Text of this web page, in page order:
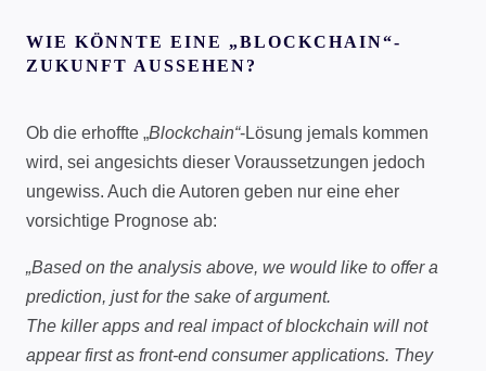
WIE KÖNNTE EINE „BLOCKCHAIN“-
ZUKUNFT AUSSEHEN?
Ob die erhoffte „Blockchain“-Lösung jemals kommen
wird, sei angesichts dieser Voraussetzungen jedoch
ungewiss. Auch die Autoren geben nur eine eher
vorsichtige Prognose ab:
„Based on the analysis above, we would like to offer a
prediction, just for the sake of argument.
The killer apps and real impact of blockchain will not
appear first as front-end consumer applications. They